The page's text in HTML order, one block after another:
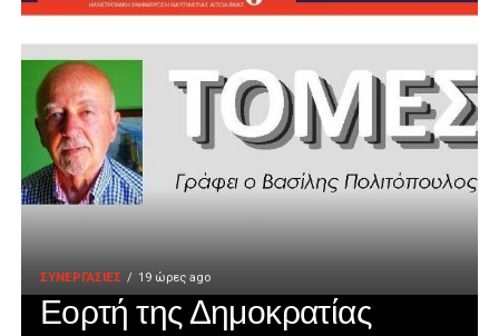
ΣΥΝΕΡΓΑΣΙΕΣ 19 ώρες ago
Εορτή της Δημοκρατίας